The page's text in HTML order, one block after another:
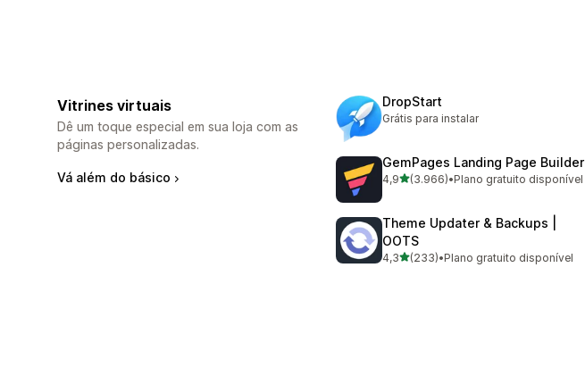
Vitrines virtuais
Dê um toque especial em sua loja com as
páginas personalizadas.
Vá além do básico
DropStart
Grátis para instalar
GemPages Landing Page Builder
4,9de 5 estrelas
(3.966)
3966 avaliações ao todo
•Plano gratuito disponível
Theme Updater & Backups |
OOTS
4,3de 5 estrelas
(233)
233 avaliações ao todo
•Plano gratuito disponível